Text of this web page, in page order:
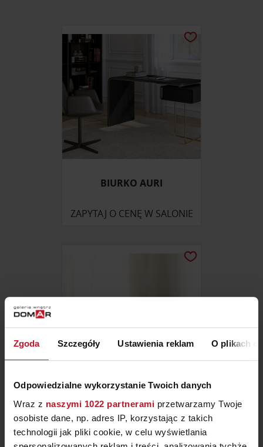
Zgoda Szczegóły Ustawienia reklam O plikach
Odpowiedzialne wykorzystanie Twoich danych
Wraz z naszymi 1022 partnerami przetwarzamy Twoje
osobiste dane, np. adres IP, korzystając z takich
technologii jak pliki cookie, w celu wyświetlania
BIURKO AURI
ZAPYTAJ O CENĘ W SALONIE
ŁAWKA SANTORINI
OD3 000 ZŁ